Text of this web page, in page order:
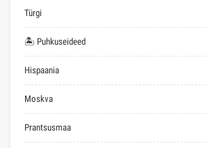
Türgi
🏝 Puhkuseideed
Hispaania
Moskva
Prantsusmaa